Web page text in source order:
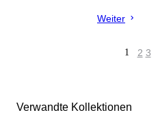
Weiter
1 2 3
Verwandte Kollektionen